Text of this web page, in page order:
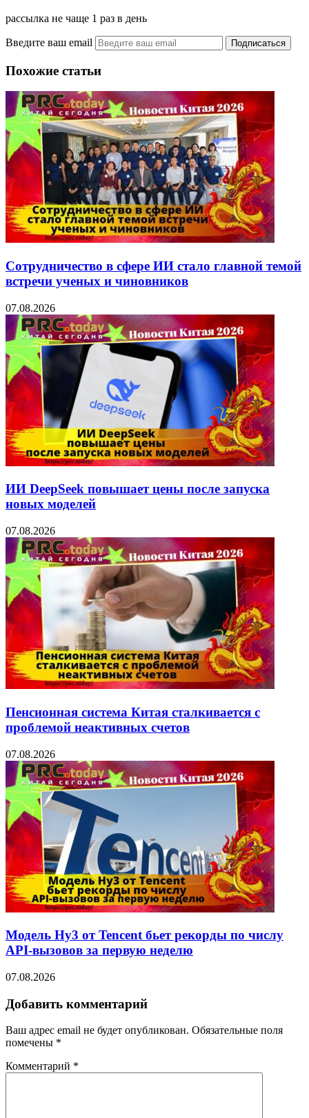
рассылка не чаще 1 раз в день
Введите ваш email
Похожие статьи
Сотрудничество в сфере ИИ стало главной темой
встречи ученых и чиновников
07.08.2026
ИИ DeepSeek повышает цены после запуска
новых моделей
07.08.2026
Пенсионная система Китая сталкивается с
проблемой неактивных счетов
07.08.2026
Модель Hy3 от Tencent бьет рекорды по числу
API-вызовов за первую неделю
07.08.2026
Добавить комментарий
Ваш адрес email не будет опубликован. Обязательные поля
помечены *
Комментарий *